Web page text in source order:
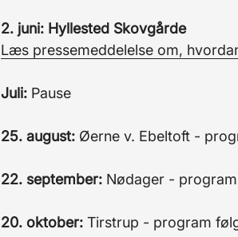
2. juni: Hyllested Skovgårde
Læs pressemeddelelse om,
Juli: Pause
25. august: Øerne v. Ebeltoft -
22. september: Nødager -
20. oktober:Tirstrup - program